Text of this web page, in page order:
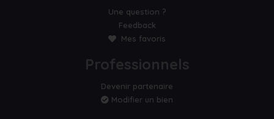
Une question ?
Feedback
Mes favoris
Professionnels
Devenir partenaire
Modifier un bien